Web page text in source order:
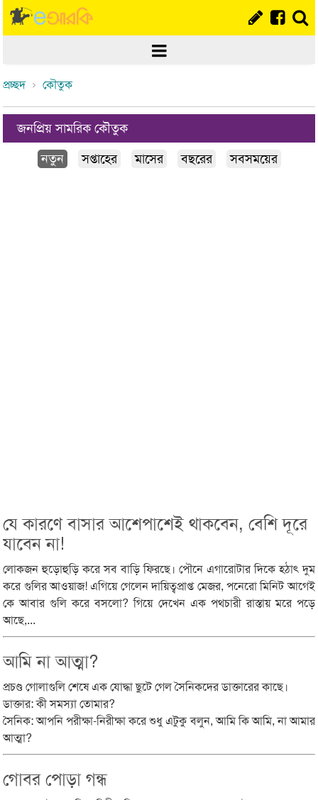
প্রচ্ছদ কৌতুক
জনপ্রিয় সামরিক কৌতুক
নতুন
সপ্তাহের মাসের বছরের সবসময়ের
যে কারণে বাসার আশেপাশেই থাকবেন, বেশি দূরে
যাবেন না!
লোকজন হুড়োহুড়ি করে সব বাড়ি ফিরছে। পৌনে এগারোটার দিকে হঠাৎ দুম
করে গুলির আওয়াজ! এগিয়ে গেলেন দায়িত্বপ্রাপ্ত মেজর, পনেরো মিনিট আগেই
কে আবার গুলি করে বসলো? গিয়ে দেখেন এক পথচারী রাস্তায় মরে পড়ে
আছে,...
আমি না আত্মা?
প্রচণ্ড গোলাগুলি শেষে এক যোদ্ধা ছুটে গেল সৈনিকদের ডাক্তারের কাছে।
ডাক্তার: কী সমস্যা তোমার?
সৈনিক: আপনি পরীক্ষা-নিরীক্ষা করে শুধু এটুকু বলুন, আমি কি আমি, না আমার
আত্মা?
গোবর পোড়া গন্ধ